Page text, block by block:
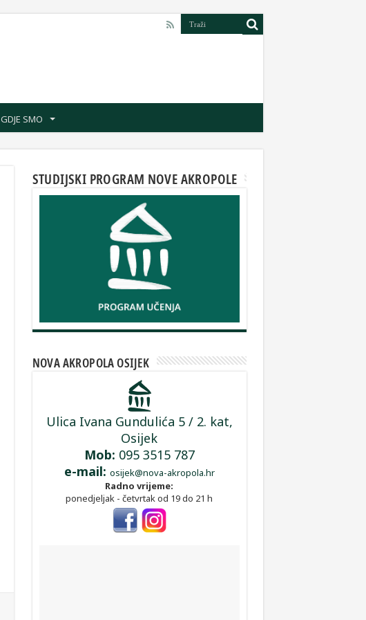
GDJE SMO
STUDIJSKI PROGRAM NOVE AKROPOLE
NOVA AKROPOLA OSIJEK
Ulica Ivana Gundulića 5 / 2. kat,
Osijek
Mob: 095 3515 787
e-mail: osijek@nova-akropola.hr
Radno vrijeme:
ponedjeljak - četvrtak od 19 do 21 h